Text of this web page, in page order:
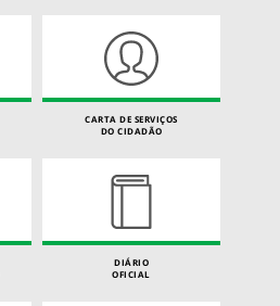
CARTA DE SERVIÇOS
DO CIDADÃO
DIÁRIO
OFICIAL